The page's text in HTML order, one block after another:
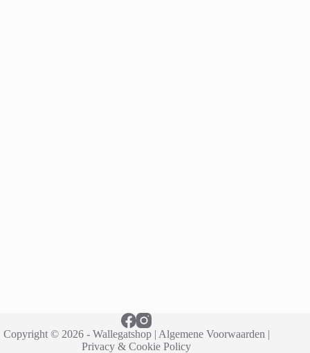
Copyright © 2026 - Wallegatshop | Algemene Voorwaarden |
Privacy & Cookie Policy